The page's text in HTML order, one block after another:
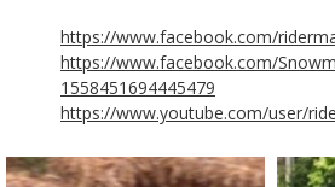
https://www.facebook.com/
https://www.facebook.com/
1558451694445479
https://www.youtube.com/user/